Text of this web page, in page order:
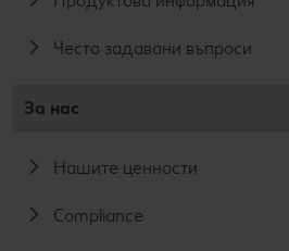
Често задавани въпроси
За нас
Нашите ценности
Compliance